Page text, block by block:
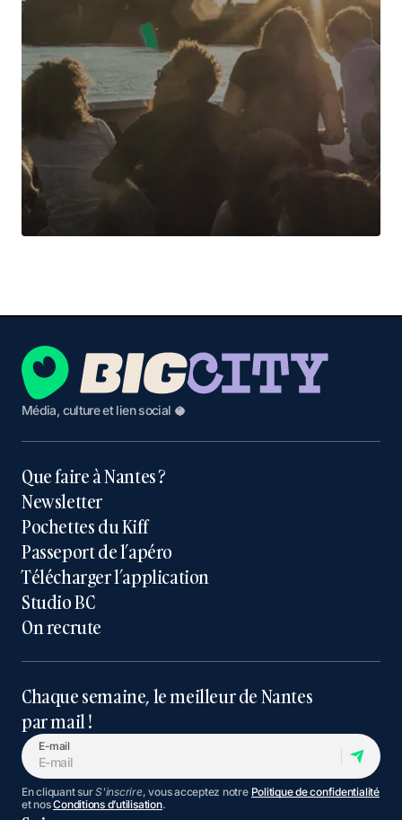
Média, culture et lien social 🥥
Que faire à Nantes ?
Newsletter
Pochettes du Kiff
Passeport de l’apéro
Télécharger l’application
Studio BC
On recrute
Chaque semaine, le meilleur de Nantes
par mail !
E-mail
En cliquant surS'inscrire, vous acceptez notre Politique de confidentialité
et nosConditions d’utilisation.